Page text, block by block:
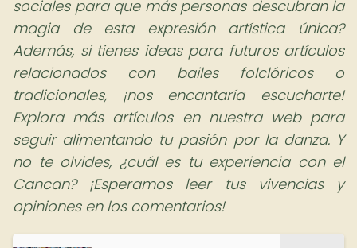
sociales para que más personas descubran la
magia de esta expresión artística única?
Además, si tienes ideas para futuros artículos
relacionados con bailes folclóricos o
tradicionales, ¡nos encantaría escucharte!
Explora más artículos en nuestra web para
seguir alimentando tu pasión por la danza. Y
no te olvides, ¿cuál es tu experiencia con el
Cancan? ¡Esperamos leer tus vivencias y
opiniones en los comentarios!